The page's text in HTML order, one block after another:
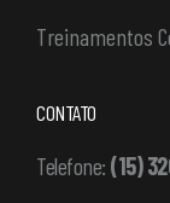
Treinamentos
CONTATO
Telefone: (15)